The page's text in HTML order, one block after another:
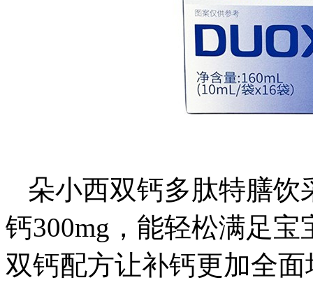
朵小西双钙多肽特膳
钙300mg，能轻松满足
双钙配方让补钙更加全